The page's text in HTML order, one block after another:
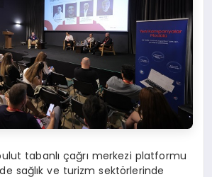
tabanlı çağrı merkezi platformu
sağlık ve turizm sektörlerinde